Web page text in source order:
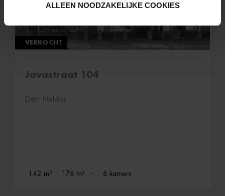
ALLEEN NOODZAKELIJKE COOKIES
VERKOCHT
Javastraat 104
Den Helder
142 m² 176 m² 6 kamers